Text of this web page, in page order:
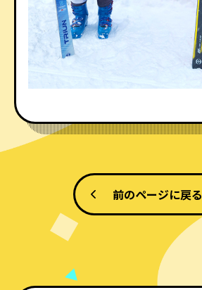
前のページに戻る